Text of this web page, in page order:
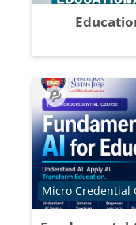
Course category
Micro Credential